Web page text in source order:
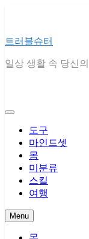
트러블슈터
일상 생활 속 당신
도구
마인드셋
몸
미분류
스킬
여행
Menu